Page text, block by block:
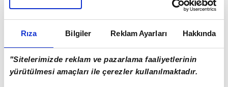
Rıza Bilgiler Reklam Ayarları Hakkında
"Sitelerimizde reklam ve pazarlama faaliyetlerinin
yürütülmesi amaçları ile çerezler kullanılmaktadır.